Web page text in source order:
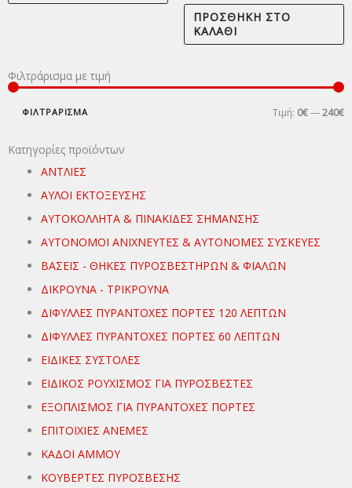
ΠΡΟΣΘΉΚΗ ΣΤΟ
ΚΑΛΆΘΙ
Φιλτράρισμα με τιμή
ΦΙΛΤΡΆΡΙΣΜΑ Τιμή: 0€—240€
Κατηγορίες προϊόντων
ΑΝΤΛΙΕΣ
ΑΥΛΟΙ ΕΚΤΟΞΕΥΣΗΣ
ΑΥΤΟΚΟΛΛΗΤΑ & ΠΙΝΑΚΙΔΕΣ ΣΗΜΑΝΣΗΣ
ΑΥΤΟΝΟΜΟΙ ΑΝΙΧΝΕΥΤΕΣ & ΑΥΤΟΝΟΜΕΣ ΣΥΣΚΕΥΕΣ
ΒΑΣΕΙΣ - ΘΗΚΕΣ ΠΥΡΟΣΒΕΣΤΗΡΩΝ & ΦΙΑΛΩΝ
ΔΙΚΡΟΥΝΑ - ΤΡΙΚΡΟΥΝΑ
ΔΙΦΥΛΛΕΣ ΠΥΡΑΝΤΟΧΕΣ ΠΟΡΤΕΣ 120 ΛΕΠΤΩΝ
ΔΙΦΥΛΛΕΣ ΠΥΡΑΝΤΟΧΕΣ ΠΟΡΤΕΣ 60 ΛΕΠΤΩΝ
ΕΙΔΙΚΕΣ ΣΥΣΤΟΛΕΣ
ΕΙΔΙΚΟΣ ΡΟΥΧΙΣΜΟΣ ΓΙΑ ΠΥΡΟΣΒΕΣΤΕΣ
ΕΞΟΠΛΙΣΜΟΣ ΓΙΑ ΠΥΡΑΝΤΟΧΕΣ ΠΟΡΤΕΣ
ΕΠΙΤΟΙΧΙΕΣ ΑΝΕΜΕΣ
ΚΑΔΟΙ ΑΜΜΟΥ
ΚΟΥΒΕΡΤΕΣ ΠΥΡΟΣΒΕΣΗΣ